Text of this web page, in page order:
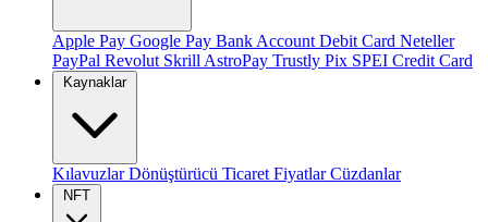
Apple Pay Google Pay Bank Account Debit Card Neteller
PayPal Revolut Skrill AstroPay Trustly Pix SPEI Credit Card
Kaynaklar
KılavuzlarDönüştürücü Ticaret FiyatlarCüzdanlar
NFT